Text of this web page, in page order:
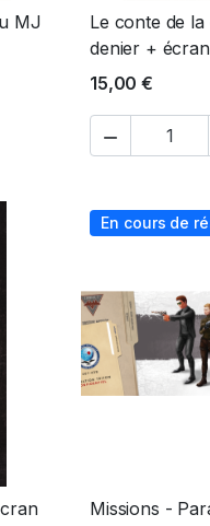
MJ
au panier

Le conte de
denier + écran
15,00 €

En cours de

Missions -